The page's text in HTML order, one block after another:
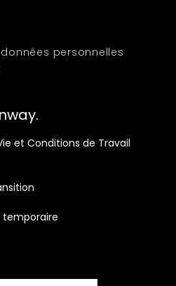
personnelles
et Conditions de Travail